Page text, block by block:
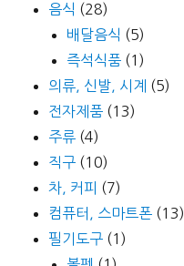
음식 (28)
배달음식 (5)
즉석식품 (1)
의류, 신발, 시계 (5)
전자제품 (13)
주류 (4)
직구 (10)
차, 커피 (7)
컴퓨터, 스마트폰 (13)
필기도구 (1)